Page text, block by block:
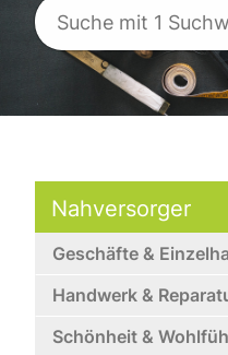
Nahversorger
Geschäfte &
Handwerk &
Schönheit &